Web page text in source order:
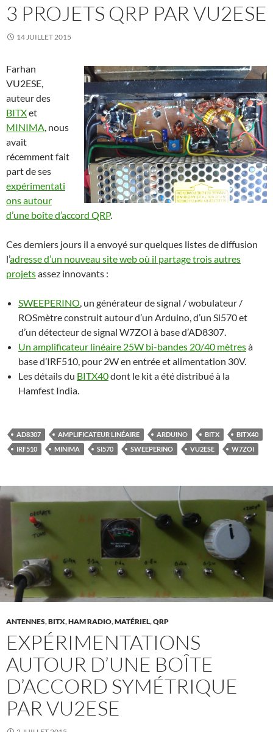
3 PROJETS QRP PAR VU2ESE
14 JUILLET 2015
Farhan
VU2ESE,
auteur des
BITXet
MINIMA, nous
avait
récemment fait
part de ses
expérimentati
ons autour
d’une boîte d’accord QRP.
Ces derniers jours il a envoyé sur quelques listes de diffusion
l’adresse d’un nouveau site web où il partage trois autres
projetsassez innovants :
SWEEPERINO, un générateur de signal / wobulateur /
ROSmètre construit autour d’un Arduino, d’un Si570 et
d’un détecteur de signal W7ZOI à base d’AD8307.
Un amplificateur linéaire 25W bi-bandes 20/40 mètresà
base d’IRF510, pour 2W en entrée et alimentation 30V.
Les détails du BITX40dont le kit a été distribué à la
Hamfest India.
AD8307 AMPLIFICATEUR LINÉAIRE ARDUINO BITX
BITX40
IRF510
MINIMA SI570 SWEEPERINO VU2ESE W7ZOI
ANTENNES,BITX,HAM RADIO,MATÉRIEL,QRP
EXPÉRIMENTATIONS
AUTOUR D’UNE BOÎTE
D’ACCORD SYMÉTRIQUE
PAR VU2ESE